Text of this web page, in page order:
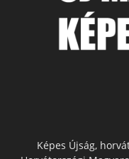
Képes Újság,